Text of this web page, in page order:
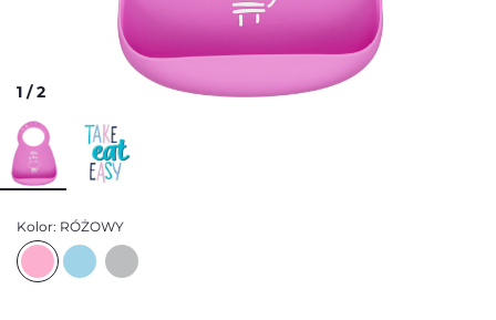
1 /2
Kolor: RÓŻOWY